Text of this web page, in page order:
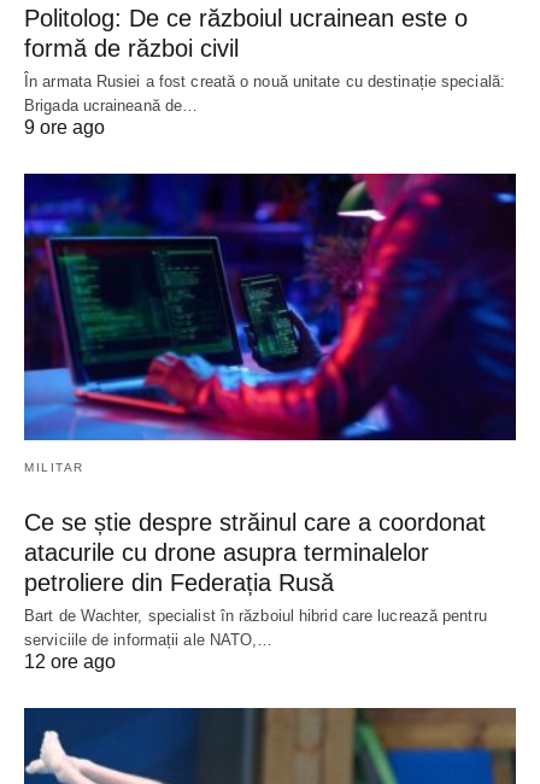
Politolog: De ce războiul ucrainean este o
formă de război civil
În armata Rusiei a fost creată o nouă unitate cu destinație specială:
Brigada ucraineană de…
9 ore ago
MILITAR
Ce se știe despre străinul care a coordonat
atacurile cu drone asupra terminalelor
petroliere din Federația Rusă
Bart de Wachter, specialist în războiul hibrid care lucrează pentru
serviciile de informații ale NATO,…
12 ore ago